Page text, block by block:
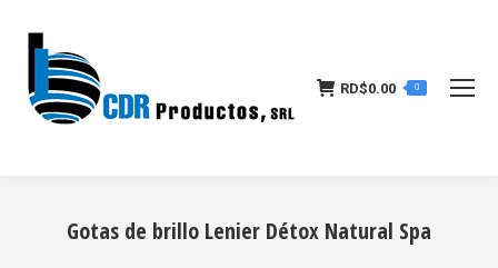
RD$0.00 0
Gotas de brillo Lenier Détox Natural Spa